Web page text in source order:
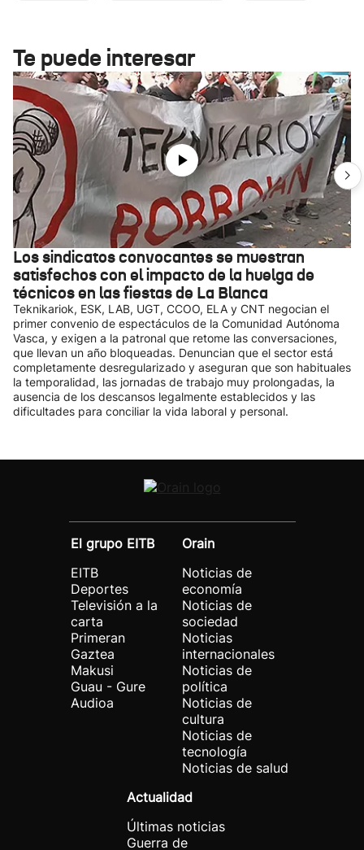
Te puede interesar
Los sindicatos convocantes se muestran
satisfechos con el impacto de la huelga de
técnicos en las fiestas de La Blanca
Teknikariok, ESK, LAB, UGT, CCOO, ELA y CNT negocian el
primer convenio de espectáculos de la Comunidad Autónoma
Vasca, y exigen a la patronal que retome las conversaciones,
que llevan un año bloqueadas. Denuncian que el sector está
completamente desregularizado y aseguran que son habituales
la temporalidad, las jornadas de trabajo muy prolongadas, la
ausencia de los descansos legalmente establecidos y las
dificultades para conciliar la vida laboral y personal.
El grupo EITB
EITB
Deportes
Televisión a la
carta
Primeran
Gaztea
Makusi
Guau - Gure
Audioa
Orain
Noticias de
economía
Noticias de
sociedad
Noticias
internacionales
Noticias de
política
Noticias de
cultura
Noticias de
tecnología
Noticias de salud
Actualidad
Últimas noticias
Guerra de